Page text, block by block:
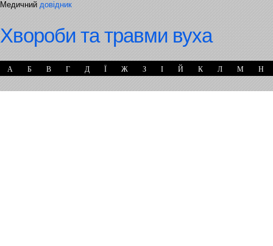
Медичний довідник
Хвороби та травми вуха
А Б В Г Д Ї Ж З І Й К Л М Н